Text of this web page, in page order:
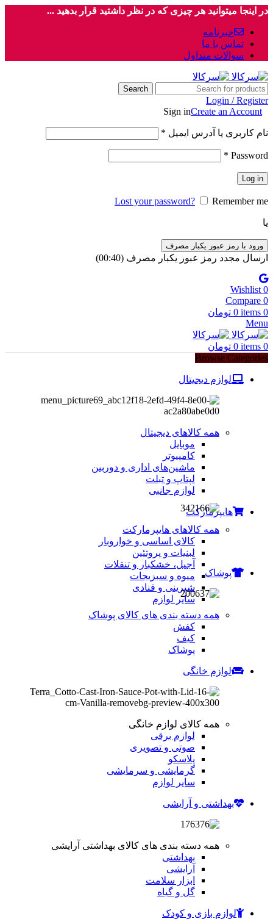
در اینجا میتوانید هر چیزی که در نظر داشتید قرار بدهید ...
خبرنامه
تماس با ما
سوالات متداول
Search
Login / Register
Sign inCreate an Account
نام کاربری یا آدرس ایمیل *
Password
*
Log in
Lost your password? Remember me
یا
ورود با رمز عبور یکبار مصرف
ارسال مجدد رمز عبور یکبار مصرف (00:
40
)
0
Wishlist
0
Compare
0
items
0 تومان
Menu
0
items
0 تومان
Browse Categories
لوازم دیجیتال
همه کالاهای دیجیتال
موبایل
کامپیوتر
ماشین‌های اداری و دوربین
لپتاپ و تبلت
لوازم جانبی
هایپرمارکت
همه کالاهای هایپرمارکت
کالای اساسی و خواروبار
لبنیات و پروتئین
آجیل، خشکبار و تنقلات
میوه و سبزیجات
شیرینی و قنادی
سایر لوازم
پوشاک
همه دسته بندی های کالای پوشاک
کفش
کیف
پوشاک
لوازم خانگی
همه کالای لوازم خانگی
لوازم برقی
صوتی و تصویری
پلاسکو
گرمایشی و سرمایشی
سایر لوازم
بهداشتی و آرایشی
همه دسته بندی های کالای بهداشتی آرایشی
بهداشتی
آرایشی
ابزار سلامت
گل و گیاه
لوازم بازی و کودک